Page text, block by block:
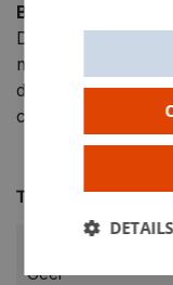
Basis
De druppels
naast of bovenop
deze de eerste
creëert duidelijke
Technische
Geel